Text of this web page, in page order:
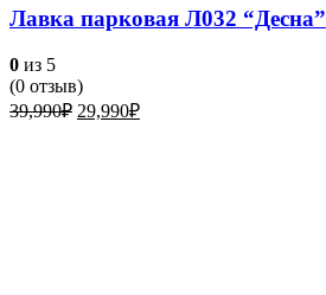
Лавка парковая Л032 “Десна”
0 из 5
(0 отзыв)
39,990₽ Первоначальная
29,990₽Текущая